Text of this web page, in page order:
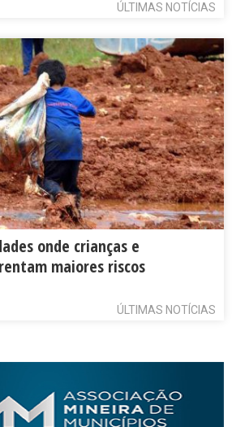
ÚLTIMAS NOTÍCIAS
onde crianças e
maiores riscos
ÚLTIMAS NOTÍCIAS